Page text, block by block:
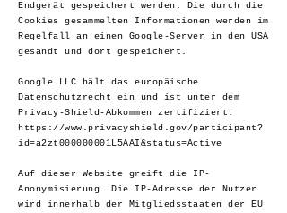
Endgerät gespeichert werden. Die durch die
Cookies gesammelten Informationen werden im
Regelfall an einen Google-Server in den USA
gesandt und dort gespeichert.
Google LLC hält das europäische
Datenschutzrecht ein und ist unter dem
Privacy-Shield-Abkommen zertifiziert:
https://www.privacyshield.gov/participant?
id=a2zt000000001L5AAI&status=Active
Auf dieser Website greift die IP-
Anonymisierung. Die IP-Adresse der Nutzer
wird innerhalb der Mitgliedsstaaten der EU